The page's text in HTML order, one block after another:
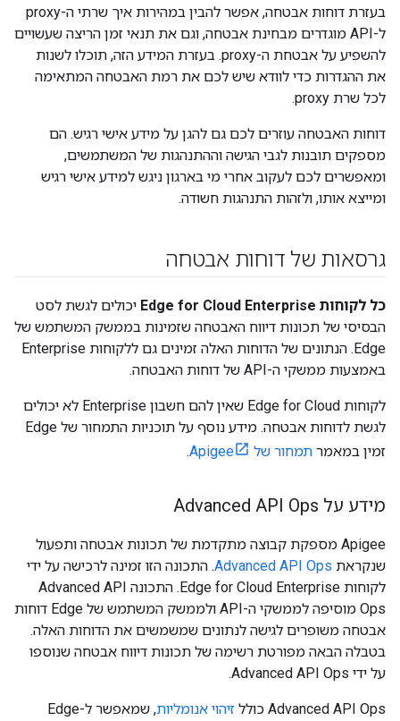
בעזרת דוחות אבטחה, אפשר להבין במהירות איך שרתי ה-proxy
ל-API מוגדרים מבחינת אבטחה, וגם את תנאי זמן הריצה שעשויים
להשפיע על אבטחת ה-proxy. בעזרת המידע הזה, תוכלו לשנות
את ההגדרות כדי לוודא שיש לכם את רמת האבטחה המתאימה
לכל שרת proxy.
דוחות האבטחה עוזרים לכם גם להגן על מידע אישי רגיש. הם
מספקים תובנות לגבי הגישה וההתנהגות של המשתמשים,
ומאפשרים לכם לעקוב אחרי מי בארגון ניגש למידע אישי רגיש
ומייצא אותו, ולזהות התנהגות חשודה.
גרסאות של דוחות אבטחה
כל לקוחות Edge for Cloud Enterprise
יכולים לגשת לסט
הבסיסי של תכונות דיווח האבטחה שזמינות בממשק המשתמש של
Edge. הנתונים של הדוחות האלה זמינים גם ללקוחות Enterprise
באמצעות ממשקי ה-API של דוחות האבטחה.
לקוחות Edge for Cloud שאין להם חשבון Enterprise לא יכולים
לגשת לדוחות אבטחה. מידע נוסף על תוכניות התמחור של Edge
זמין במאמר תמחור של Apigee .
מידע על Advanced API Ops
‫Apigee מספקת קבוצה מתקדמת של תכונות אבטחה ותפעול
שנקראת Advanced API Ops. התכונה הזו זמינה לרכישה על ידי
לקוחות Edge for Cloud Enterprise. התכונה Advanced API
Ops מוסיפה לממשקי ה-API ולממשק המשתמש של Edge דוחות
אבטחה משופרים לגישה לנתונים שמשמשים את הדוחות האלה.
בטבלה הבאה מפורטת רשימה של תכונות דיווח אבטחה שנוספו
על ידי Advanced API Ops.
‫Advanced API Ops כולל זיהוי אנומליות
, שמאפשר ל-Edge